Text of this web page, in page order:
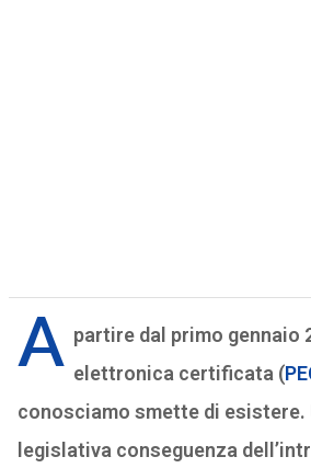
A partire dal primo gennaio
elettronica certificata (
conosciamo smette di esistere.
legislativa conseguenza